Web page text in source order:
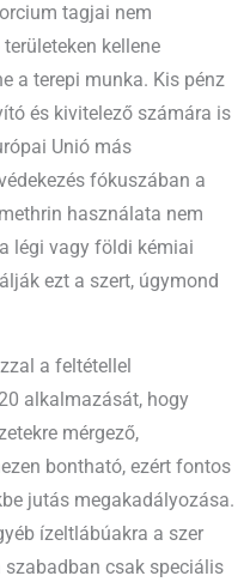
tagjai nem
kellene
a terepi munka. Kis pénz
és kivitelező számára is
Unió más
fókuszában a
használata nem
légi vagy földi kémiai
ezt a szert, úgymond
a feltétellel
alkalmazását, hogy
mérgező,
bontható, ezért fontos
jutás megakadályozása.
ízeltlábúakra a szer
szabadban csak speciális